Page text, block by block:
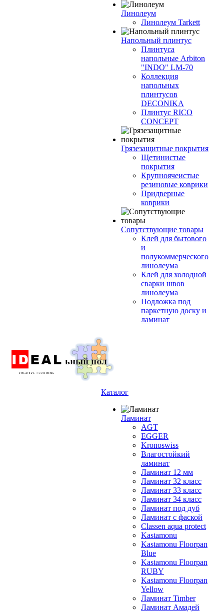
Линолеум
Линолеум Tarkett
Напольный плинтус
Плинтуса
напольные Arbiton
"INDO" LM-70
Коллекция
напольных
плинтусов
DECONIKA
Плинтус RICO
CONCEPT
Грязезащитные покрытия
Щетинистые
покрытия
Крупноячеистые
резиновые коврики
Придверные
коврики
Сопутствующие товары
Клей для бытового
и
полукоммерческого
линолеума
Клей для холодной
сварки швов
линолеума
Подложка под
паркетную доску и
ламинат
Каталог
Ламинат
AGT
EGGER
Kronoswiss
Влагостойкий
ламинат
Ламинат 12 мм
Ламинат 32 класс
Ламинат 33 класс
Ламинат 34 класс
Ламинат под дуб
Ламинат с фаской
Classen aqua protect
Kastamonu
Kastamonu Floorpan
Blue
Kastamonu Floorpan
RUBY
Kastamonu Floorpan
Yellow
Ламинат Timber
Ламинат Амадей